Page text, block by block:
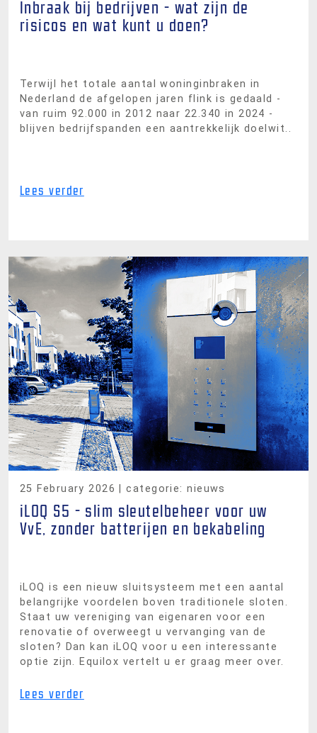
Inbraak bij bedrijven - wat zijn de
risicos en wat kunt u doen?
Terwijl het totale aantal woninginbraken in
Nederland de afgelopen jaren flink is gedaald -
van ruim 92.000 in 2012 naar 22.340 in 2024 -
blijven bedrijfspanden een aantrekkelijk doelwit..
Lees verder
25 February 2026 | categorie: nieuws
iLOQ S5 - slim sleutelbeheer voor uw
VvE, zonder batterijen en bekabeling
iLOQ is een nieuw sluitsysteem met een aantal
belangrijke voordelen boven traditionele sloten.
Staat uw vereniging van eigenaren voor een
renovatie of overweegt u vervanging van de
sloten? Dan kan iLOQ voor u een interessante
optie zijn. Equilox vertelt u er graag meer over.
Lees verder